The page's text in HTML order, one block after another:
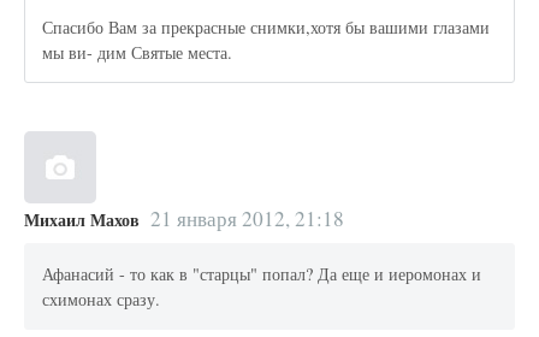
Спасибо Вам за прекрасные снимки,хотя бы вашими глазами
мы ви- дим Святые места.
Михаил Махов 21 января 2012, 21:18
Афанасий - то как в "старцы" попал? Да еще и иеромонах и
схимонах сразу.